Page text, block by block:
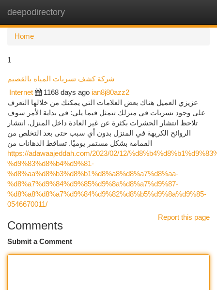
deepodirectory
Home
1
شركة كشف تسربات المياه بالقصيم
Internet 1168 days ago ian8j80azz2
عزيزي العميل هناك بعض العلامات التي يمكنك من خلالها التعرف
على وجود تسربات في منزلك تتمثل فيما يلي: في بداية الأمر سوف
تلاحظ انتشار الحشرات بكثرة عن غير العادة داخل المنزل. انتشار
الروائح الكريهة في المنزل بدون أي سبب حتى بعد التخلص من
القمامة بشكل مستمر يوميًا. تساقط الدهانات من
https://adawaajeddah.com/2023/02/12/
%d9%83%d8%b4%d9%81-
%d8%aa%d8%b3%d8%b1%d8%a8%d8%a7%d8%aa-
%d8%a7%d9%84%d9%85%d9%8a%d8%a7%d9%87-
%d8%a8%d8%a7%d9%84%d9%82%d8%b5%d9%8a%d9%85-
0546670011/
Report this page
Comments
Submit a Comment